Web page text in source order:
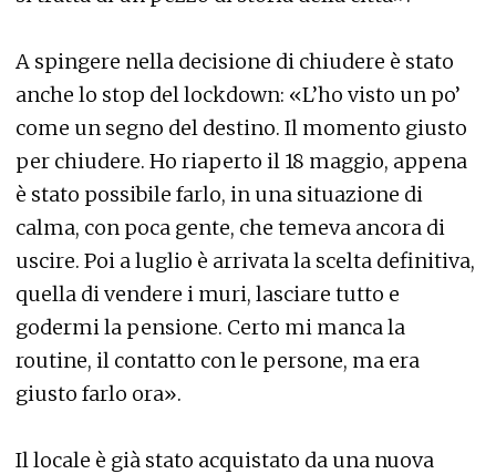
A spingere nella decisione di chiudere è stato
anche lo stop del lockdown: «L’ho visto un po’
come un segno del destino. Il momento giusto
per chiudere. Ho riaperto il 18 maggio, appena
è stato possibile farlo, in una situazione di
calma, con poca gente, che temeva ancora di
uscire. Poi a luglio è arrivata la scelta definitiva,
quella di vendere i muri, lasciare tutto e
godermi la pensione. Certo mi manca la
routine, il contatto con le persone, ma era
giusto farlo ora».
Il locale è già stato acquistato da una nuova